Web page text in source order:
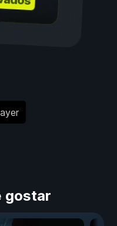
gostar